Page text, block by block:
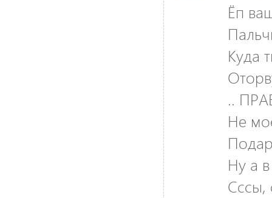
Ёп
Куда
..
Не
Ну а
Сссы,